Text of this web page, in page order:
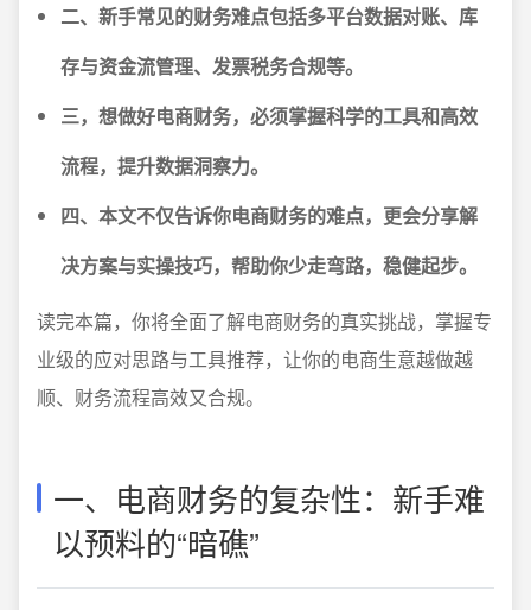
二、新手常见的财务难点包括多平台数据对账、库
存与资金流管理、发票税务合规等。
三，想做好电商财务，必须掌握科学的工具和高效
流程，提升数据洞察力。
四、本文不仅告诉你电商财务的难点，更会分享解
决方案与实操技巧，帮助你少走弯路，稳健起步。
读完本篇，你将全面了解电商财务的真实挑战，掌握专
业级的应对思路与工具推荐，让你的电商生意越做越
顺、财务流程高效又合规。
一、电商财务的复杂性：新手难
以预料的“暗礁”